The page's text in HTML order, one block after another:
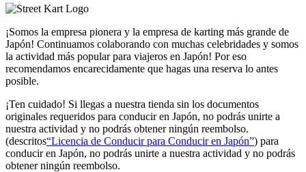
¡Somos la empresa pionera y la empresa de karting más grande de
Japón! Continuamos colaborando con muchas celebridades y somos
la actividad más popularpara viajeros en Japón! Por eso
recomendamos encarecidamente que hagas una reserva lo antes
posible.
¡Ten cuidado! Si llegas a nuestra tienda sin los documentos
originales requeridos para conducir en Japón, no podrás unirte a
nuestra actividad y no podrás obtener ningún reembolso.
(descritos“Licencia de Conducir para Conducir en Japón”) para
conducir en Japón, no podrás unirte a nuestra actividad y no podrás
obtener ningún reembolso.